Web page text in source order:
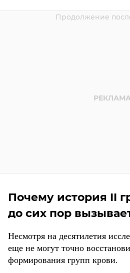
Почему история II
до сих пор
Несмотря на десятилетия
еще не могут точно
формирования групп крови.